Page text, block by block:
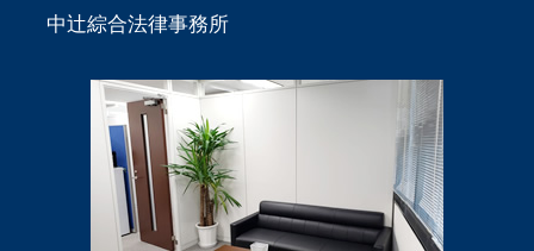
中辻綜合法律事務所